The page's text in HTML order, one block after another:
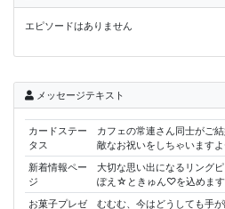
エピソードはありません
メッセージテキスト
カードステー
タス
カフェの常連さん同士がご
敵なお祝いをしちゃいます
新着情報ペー
ジ
大切な思い出になるリング
ぽえ☆ときゅん♡を込めます
お菓子プレゼ
むむむ、今はどうしても手